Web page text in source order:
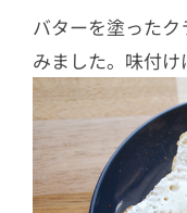
バターを塗った
みました。味付け